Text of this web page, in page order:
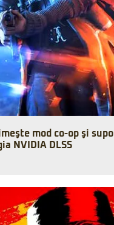
mod co-op şi
NVIDIA DLSS